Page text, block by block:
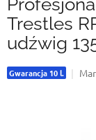
Trestles
udźwig
Gwarancja 10 l.